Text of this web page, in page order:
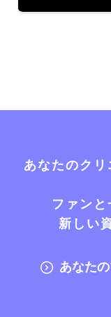
あなたのク
ファン
新しい
あなた